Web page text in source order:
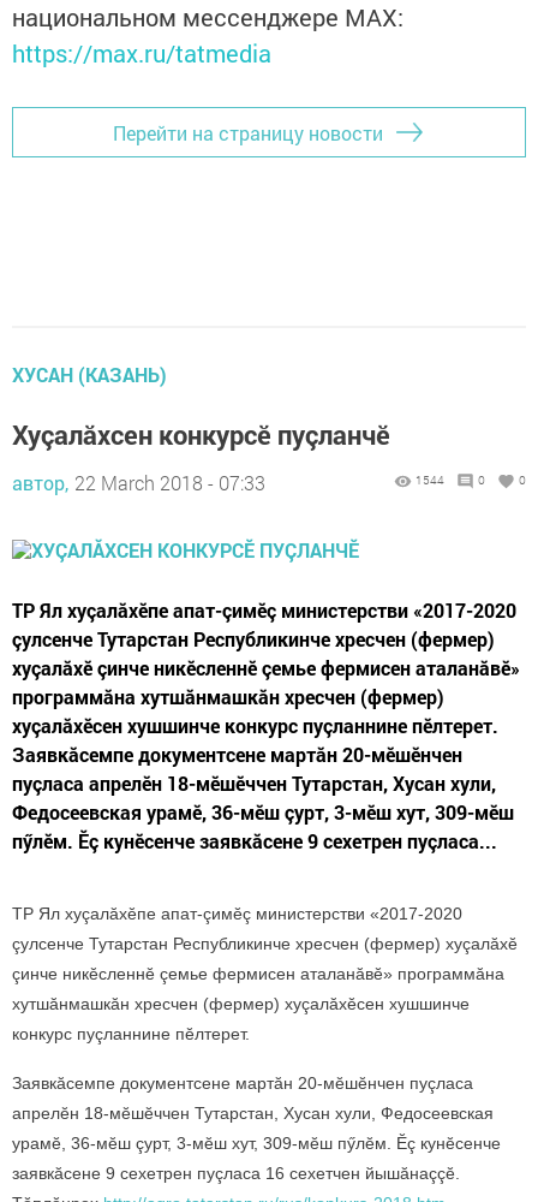
национальном мессенджере MАХ:
https://max.ru/tatmedia
Перейти на страницу новости
ХУСАН (КАЗАНЬ)
Хуçалăхсен конкурсӗ пуçланчӗ
автор, 22 March 2018 - 07:33 1544 0 0
ТР Ял хуçалăхӗпе апат-çимӗç министерстви «2017-2020
çулсенче Тутарстан Республикинче хресчен (фермер)
хуçалăхӗ çинче никӗсленнӗ çемье фермисен аталанăвӗ»
программăна хутшăнмашкăн хресчен (фермер)
хуçалăхӗсен хушшинче конкурс пуçланнине пӗлтерет.
Заявкăсемпе документсене мартăн 20-мӗшӗнчен
пуçласа апрелӗн 18-мӗшӗччен Тутарстан, Хусан хули,
Федосеевская урамӗ, 36-мӗш çурт, 3-мӗш хут, 309-мӗш
пӳлӗм. Ӗç кунӗсенче заявкăсене 9 сехетрен пуçласа...
ТР Ял хуçалăхӗпе апат-çимӗç министерстви «2017-2020
çулсенче Тутарстан Республикинче хресчен (фермер) хуçалăхӗ
çинче никӗсленнӗ çемье фермисен аталанăвӗ» программăна
хутшăнмашкăн хресчен (фермер) хуçалăхӗсен хушшинче
конкурс пуçланнине пӗлтерет.
Заявкăсемпе документсене мартăн 20-мӗшӗнчен пуçласа
апрелӗн 18-мӗшӗччен Тутарстан, Хусан хули, Федосеевская
урамӗ, 36-мӗш çурт, 3-мӗш хут, 309-мӗш пӳлӗм. Ӗç кунӗсенче
заявкăсене 9 сехетрен пуçласа 16 сехетчен йышăнаççӗ.